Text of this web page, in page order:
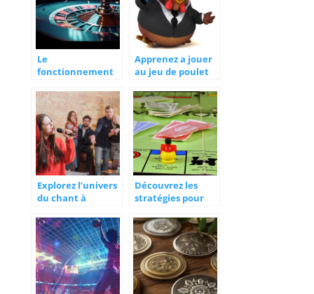
Le
fonctionnement
la plateforme de
jeux en ligne
incontournable
Apprenez a jouer
au jeu de poulet
Explorez l’univers
du chant à
passeport pour la
voix
Découvrez les
stratégies pour
gains sur
monopoly live